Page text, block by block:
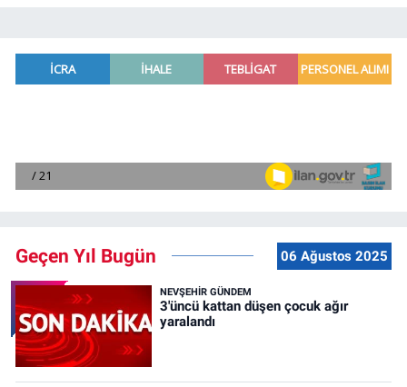
Geçen Yıl Bugün 06 Ağustos 2025
NEVŞEHIR GÜNDEM
3'üncü kattan düşen çocuk ağır
yaralandı